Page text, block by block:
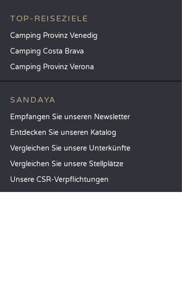
TOP-REISEZIELE
Camping Provinz Venedig
Camping Costa Brava
Camping Provinz Verona
SANDAYA
Empfangen Sie unseren Newsletter
Entdecken Sie unseren Katalog
Vergleichen Sie unsere Unterkünfte
Vergleichen Sie unsere Stellplätze
Unsere CSR-Verpflichtungen